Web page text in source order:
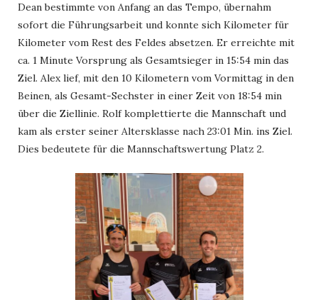
Dean bestimmte von Anfang an das Tempo, übernahm
sofort die Führungsarbeit und konnte sich Kilometer für
Kilometer vom Rest des Feldes absetzen. Er erreichte mit
ca. 1 Minute Vorsprung als Gesamtsieger in 15:54 min das
Ziel. Alex lief, mit den 10 Kilometern vom Vormittag in den
Beinen, als Gesamt-Sechster in einer Zeit von 18:54 min
über die Ziellinie. Rolf komplettierte die Mannschaft und
kam als erster seiner Altersklasse nach 23:01 Min. ins Ziel.
Dies bedeutete für die Mannschaftswertung Platz 2.